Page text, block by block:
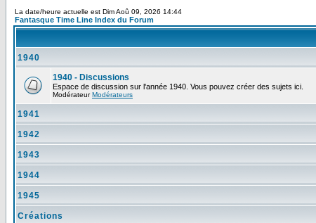
La date/heure actuelle est Dim Aoû 09, 2026 14:44
Fantasque Time Line Index du Forum
1940
1940 - Discussions
Espace de discussion sur l'année 1940. Vous pouvez créer des sujets ici.
ModérateurModérateurs
1941
1942
1943
1944
1945
Créations